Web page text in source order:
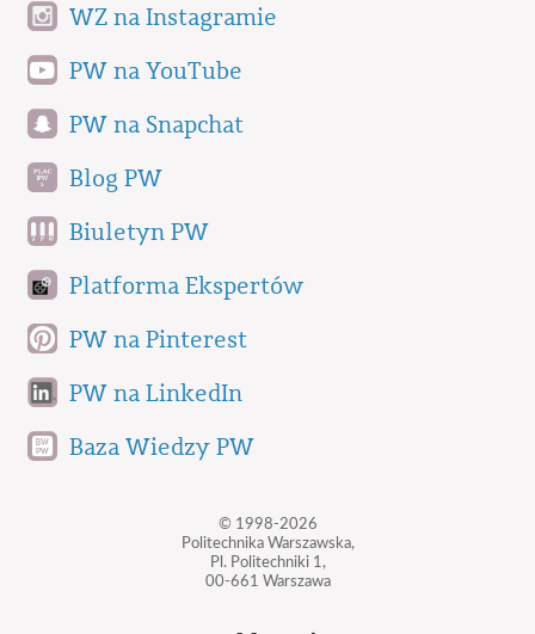
WZ na Instagramie
PW na YouTube
PW na Snapchat
Blog PW
Biuletyn PW
Platforma Ekspertów
PW na Pinterest
PW na LinkedIn
Baza Wiedzy PW
© 1998-2026
Politechnika Warszawska,
Pl. Politechniki 1,
00-661 Warszawa